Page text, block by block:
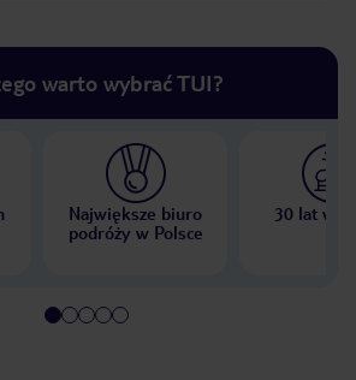
warto wybrać TUI?
Największe biuro
podróży w Polsce
30 lat w